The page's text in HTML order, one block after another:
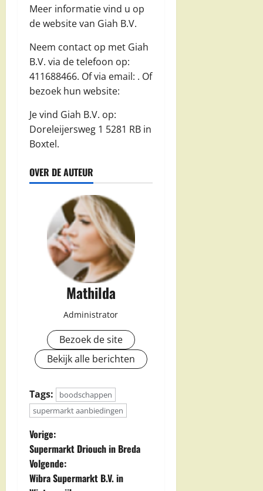
Meer informatie vind u op
de website van Giah B.V.
Neem contact op met Giah
B.V. via de telefoon op:
411688466. Of via email: . Of
bezoek hun website:
Je vind Giah B.V. op:
Doreleijersweg 1 5281 RB in
Boxtel.
OVER DE AUTEUR
Mathilda
Administrator
Bezoek de site
Bekijk alle berichten
Tags:
boodschappen
supermarkt aanbiedingen
B
e
Vorige:
Supermarkt Driouch in Breda
Volgende:
Wibra Supermarkt B.V. in